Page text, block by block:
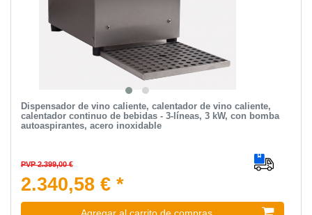
Dispensador de vino caliente, calentador de vino caliente,
calentador continuo de bebidas - 3-líneas, 3 kW, con bomba
autoaspirantes, acero inoxidable
PVP 2.399,00 €
2.340,58 € *